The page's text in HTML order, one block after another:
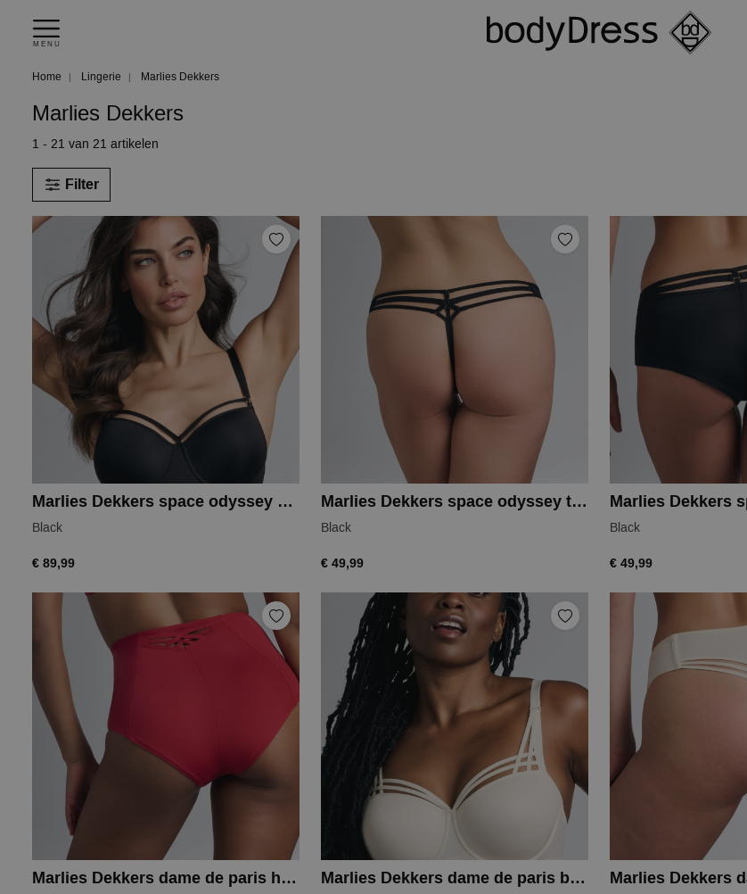
MENU
Home Lingerie Marlies Dekkers
Marlies Dekkers
1 - 21 van 21 artikelen
Filter
Marlies Dekkers space odyssey balcony
Black
€ 89,99
Marlies Dekkers space odyssey thong
Black
€ 49,99
Black
€ 49,99
Marlies Dekkers dame de paris highwaist Marlies Dekkers dame de paris balcony